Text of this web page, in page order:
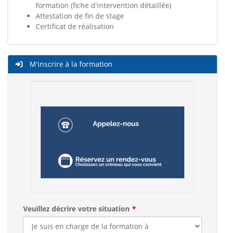
formation (fiche d'intervention détaillée)
Attestation de fin de stage
Certificat de réalisation
M'inscrire à la formation
Veuillez décrire votre situation